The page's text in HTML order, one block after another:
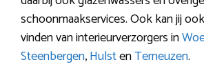
schoonmaakservices. Ook kan jij
vinden van interieurverzorgers in
Steenbergen,HulstenTerneuzen.